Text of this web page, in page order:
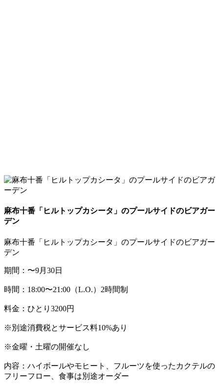
麻布十番「ヒルトップカシータ」のプールサイドのビアガー
デン
麻布十番「ヒルトップカシータ」のプールサイドのビアガー
デン
期間：〜9月30日
時間：18:00〜21:00（L.O.）2時間制
料金：ひとり3200円
※別途消費税とサービス料10%あり
※金曜・土曜の開催なし
内容：ハイボールやモヒート、フルーツを使ったカクテルの
フリーフロー、食事は別途オーダー